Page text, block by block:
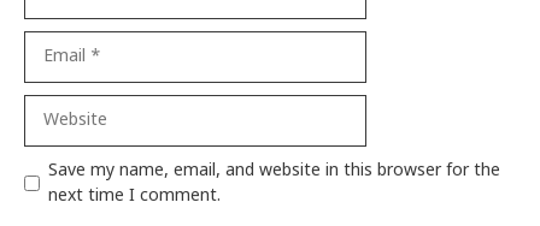
Save my name, email, and website in this browser for the
next time I comment.